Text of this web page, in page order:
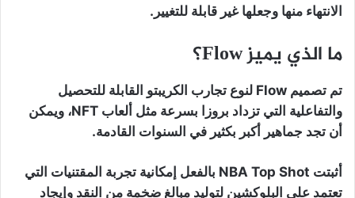
الانتهاء منها وجعلها غير قابلة للتغيير.
ما الذي يميز Flow؟
تم تصميم Flow لنوع تجارب الكريبتو القابلة للتحصيل
والتفاعلية التي تزداد بروزا بسرعة مثل ألعاب NFT، ويمكن
أن تجد جماهير أكبر بكثير في السنوات القادمة.
أثبتت NBA Top Shot بالفعل إمكانية تجربة المقتنيات التي
تعتمد على البلوكشين لتوليد مبالغ ضخمة من النقد وإيجاد